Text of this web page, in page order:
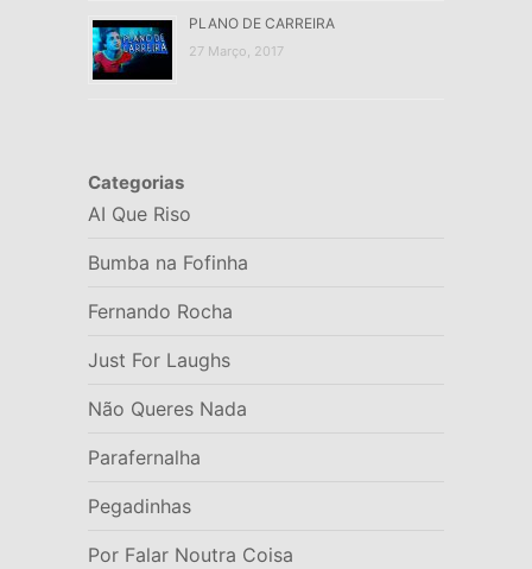
PLANO DE CARREIRA
27 Março, 2017
Categorias
AI Que Riso
Bumba na Fofinha
Fernando Rocha
Just For Laughs
Não Queres Nada
Parafernalha
Pegadinhas
Por Falar Noutra Coisa